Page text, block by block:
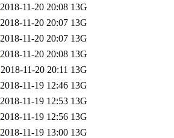
2018-11-20 20:08 13G
2018-11-20 20:07 13G
2018-11-20 20:07 13G
2018-11-20 20:08 13G
2018-11-20 20:11 13G
2018-11-19 12:46 13G
2018-11-19 12:53 13G
2018-11-19 12:56 13G
2018-11-19 13:00 13G